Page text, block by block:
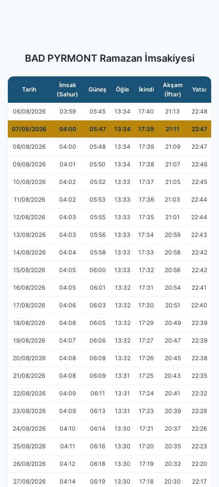
BAD PYRMONT Ramazan İmsakiyesi
Tarih
İmsak
(Sahur)
Güneş Öğle İkindi
Akşam
(İftar)
Yatsı
06/08/2026 03:59 05:45 13:34 17:40 21:13 22:48
07/08/2026 04:00 05:47 13:34 17:39 21:11 22:47
08/08/2026 04:00 05:48 13:34 17:39 21:09 22:47
09/08/2026 04:01 05:50 13:34 17:38 21:07 22:46
10/08/2026 04:02 05:52 13:33 17:37 21:05 22:45
11/08/2026 04:02 05:53 13:33 17:36 21:03 22:44
12/08/2026 04:03 05:55 13:33 17:35 21:01 22:44
13/08/2026 04:03 05:56 13:33 17:34 20:59 22:43
14/08/2026 04:04 05:58 13:33 17:33 20:58 22:42
15/08/2026 04:05 06:00 13:33 17:32 20:56 22:42
16/08/2026 04:05 06:01 13:32 17:31 20:54 22:41
17/08/2026 04:06 06:03 13:32 17:30 20:51 22:40
18/08/2026 04:06 06:05 13:32 17:29 20:49 22:39
19/08/2026 04:07 06:06 13:32 17:27 20:47 22:39
20/08/2026 04:08 06:08 13:32 17:26 20:45 22:38
21/08/2026 04:08 06:09 13:31 17:25 20:43 22:35
22/08/2026 04:09 06:11 13:31 17:24 20:41 22:32
23/08/2026 04:09 06:13 13:31 17:23 20:39 22:29
24/08/2026 04:10 06:14 13:30 17:21 20:37 22:26
25/08/2026 04:11 06:16 13:30 17:20 20:35 22:23
26/08/2026 04:12 06:18 13:30 17:19 20:32 22:20
27/08/2026 04:14 06:19 13:30 17:18 20:30 22:17